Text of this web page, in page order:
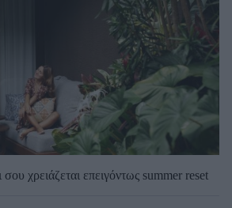
σου χρειάζεται επειγόντως summer reset